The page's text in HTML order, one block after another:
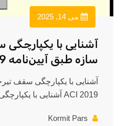
می 14, 2025
آشنایی با
سازه طبق آیین‌نامه ACI 2019
آشنایی با یکپارچگی سقف
ACI 2019 آشنایی با یکپارچگی سقف
Kormit Pars